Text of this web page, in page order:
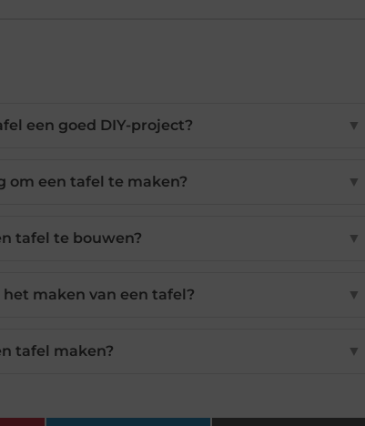
een goed DIY-project? ▼
om een tafel te maken? ▼
tafel te bouwen? ▼
maken van een tafel? ▼
tafel maken? ▼